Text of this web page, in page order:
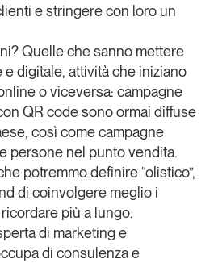
e stringere con loro un
Quelle che sanno mettere
e digitale, attività che iniziano
o viceversa: campagne
QR code sono ormai diffuse
così come campagne
persone nel punto vendita.
potremmo definire “olistico”,
di coinvolgere meglio i
più a lungo.
di marketing e
di consulenza e